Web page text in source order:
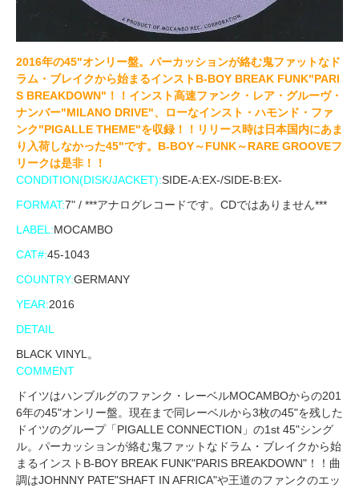
2016年の45"オンリー盤。パーカッションが絡む鬼ファットなド
ラム・ブレイクから始まるインストB-BOY BREAK FUNK"PARI
S BREAKDOWN"！！インスト高速ファンク・レア・グルーヴ・
ナンバー"MILANO DRIVE"、ローなインスト・ハモンド・ファ
ンク"PIGALLE THEME"を収録！！リリース時は日本国内にあま
り入荷しなかった45"です。B-BOY～FUNK～RARE GROOVEフ
リークは是非！！
CONDITION(DISK/JACKET):SIDE-A:EX-/SIDE-B:EX-
FORMAT:7" / ***アナログレコードです。CDではありません***
LABEL:MOCAMBO
CAT#:45-1043
COUNTRY:GERMANY
YEAR:2016
DETAIL
BLACK VINYL。
COMMENT
ドイツはハンブルグのファンク・レーベルMOCAMBOからの201
6年の45"オンリー盤。現在まで同レーベルから3枚の45"を残した
ドイツのグループ「PIGALLE CONNECTION」の1st 45"シング
ル。パーカッションが絡む鬼ファットなドラム・ブレイクから始
まるインストB-BOY BREAK FUNK"PARIS BREAKDOWN"！！曲
調はJOHNNY PATE"SHAFT IN AFRICA"や王道のファンクのエッ